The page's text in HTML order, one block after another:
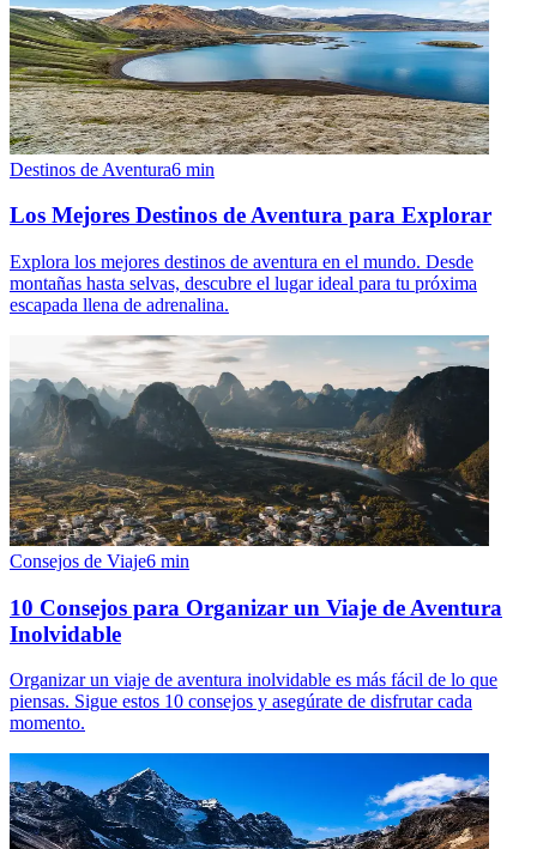
Destinos de Aventura6 min
Los Mejores Destinos de Aventura para Explorar
Explora los mejores destinos de aventura en el mundo. Desde
montañas hasta selvas, descubre el lugar ideal para tu próxima
escapada llena de adrenalina.
Consejos de Viaje6 min
10 Consejos para Organizar un Viaje de Aventura
Inolvidable
Organizar un viaje de aventura inolvidable es más fácil de lo que
piensas. Sigue estos 10 consejos y asegúrate de disfrutar cada
momento.